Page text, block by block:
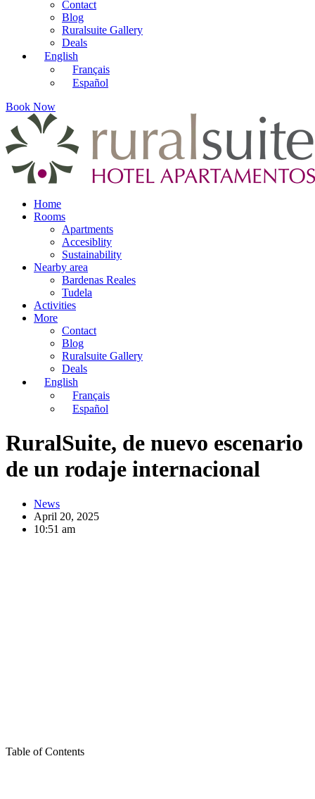
Contact
Blog
Ruralsuite Gallery
Deals
English
Français
Español
Book Now
Home
Rooms
Apartments
Accesiblity
Sustainability
Nearby area
Bardenas Reales
Tudela
Activities
More
Contact
Blog
Ruralsuite Gallery
Deals
English
Français
Español
RuralSuite, de nuevo escenario
de un rodaje internacional
News
April 20, 2025
10:51 am
Table of Contents